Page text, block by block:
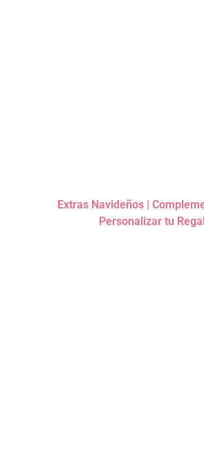
Extras Navideños |
Personalizar tu